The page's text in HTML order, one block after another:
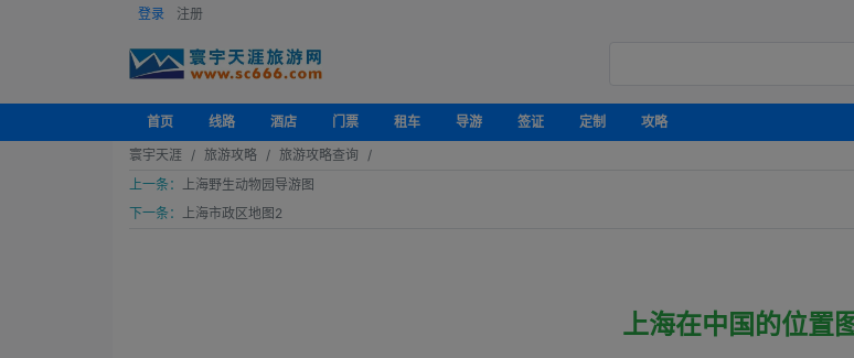
登录 注册
首页 线路 酒店 门票 租车 导游 签证 定制
攻略
寰宇天涯
旅游攻略
旅游攻略查询
上一条： 上海野生动物园导游图
下一条： 上海市政区地图2
上海在中国的位置